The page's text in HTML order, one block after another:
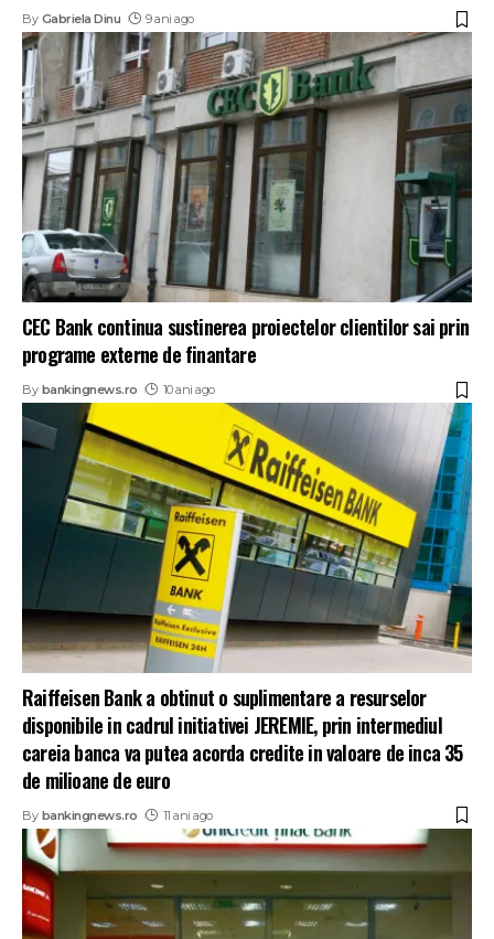
By Gabriela Dinu 9 ani ago
CEC Bank continua sustinerea proiectelor clientilor sai prin
programe externe de finantare
By bankingnews.ro 10 ani ago
Raiffeisen Bank a obtinut o suplimentare a resurselor
disponibile in cadrul initiativei JEREMIE, prin intermediul
careia banca va putea acorda credite in valoare de inca 35
de milioane de euro
By bankingnews.ro 11 ani ago